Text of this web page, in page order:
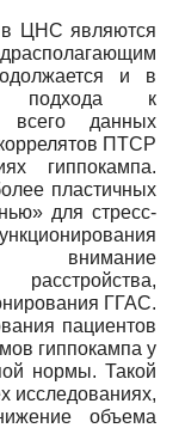
в ЦНС являются
и в
подхода к
данных
ПТСР
гиппокампа.
пластичных
для стресс-
внимание
ГГАС.
пациентов
гиппокампа у
нормы. Такой
исследованиях,
объема